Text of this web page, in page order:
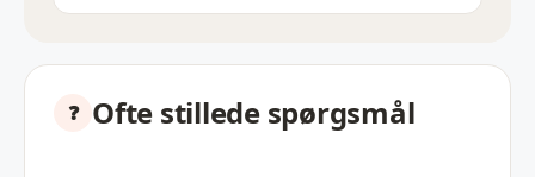
Ofte stillede spørgsmål